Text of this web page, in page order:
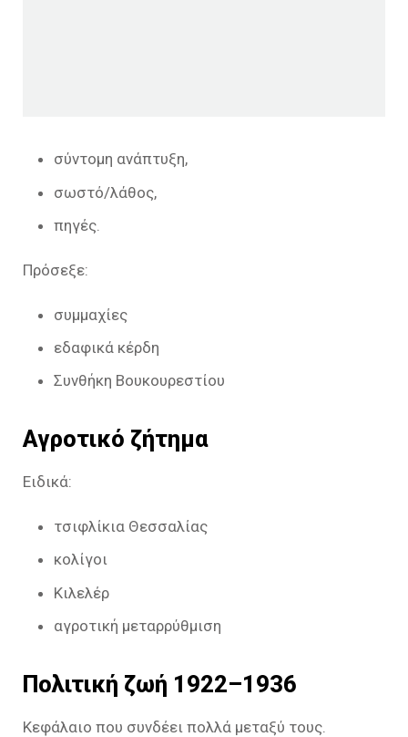
σύντομη ανάπτυξη,
σωστό/λάθος,
πηγές.
Πρόσεξε:
συμμαχίες
εδαφικά κέρδη
Συνθήκη Βουκουρεστίου
Αγροτικό ζήτημα
Ειδικά:
τσιφλίκια Θεσσαλίας
κολίγοι
Κιλελέρ
αγροτική μεταρρύθμιση
Πολιτική ζωή 1922–1936
Κεφάλαιο που συνδέει πολλά μεταξύ τους.